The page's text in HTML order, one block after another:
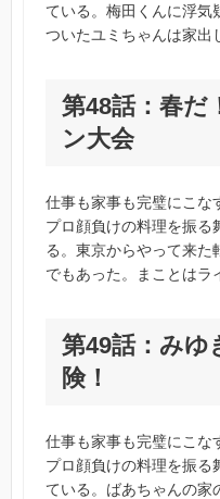
ている。梅田くんに浮気
ついたユミちゃんは家出
第48話：春だ
ン大会
仕事も家事も完璧にこな
プロ顔負けの料理を振る
る。東京からやって来た
でもあった。まことはラ
第49話：みゆ
険！
仕事も家事も完璧にこな
プロ顔負けの料理を振る
ている。ばあちゃんの家